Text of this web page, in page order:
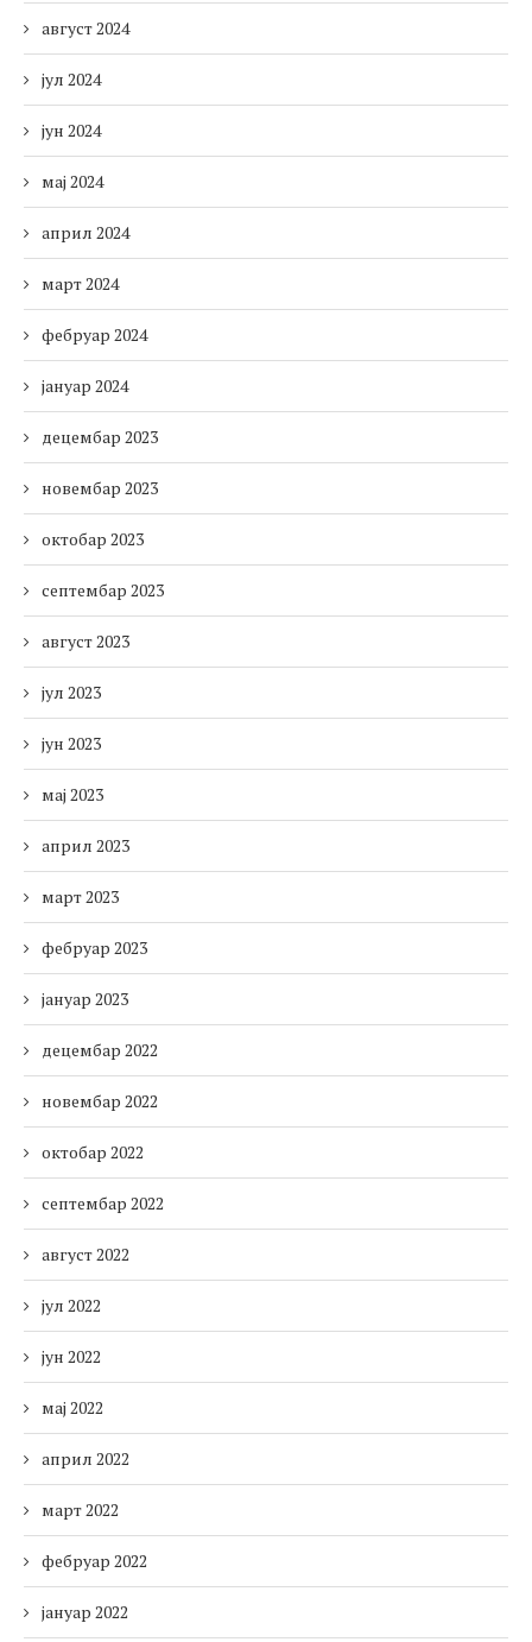
август 2024
јул 2024
јун 2024
мај 2024
април 2024
март 2024
фебруар 2024
јануар 2024
децембар 2023
новембар 2023
октобар 2023
септембар 2023
август 2023
јул 2023
јун 2023
мај 2023
април 2023
март 2023
фебруар 2023
јануар 2023
децембар 2022
новембар 2022
октобар 2022
септембар 2022
август 2022
јул 2022
јун 2022
мај 2022
април 2022
март 2022
фебруар 2022
јануар 2022